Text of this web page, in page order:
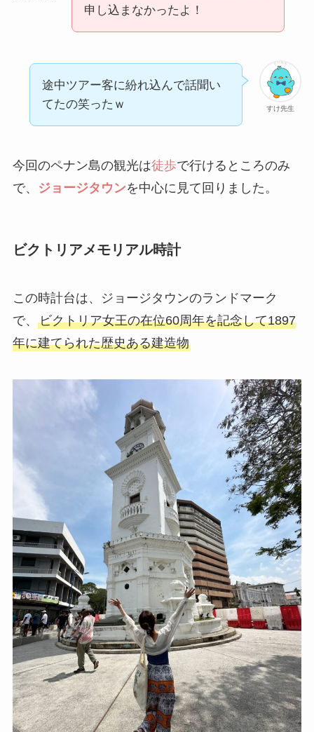
申し込まなかったよ！
すけ先生
途中ツアー客に紛れ込んで話聞い
てたの笑ったｗ
今回のペナン島の観光は徒歩で行けるところのみ
で、
ジョージタウンを中心に見て回りました。
ビクトリアメモリアル時計
この時計台は、ジョージタウンのランドマーク
で、 ビクトリア女王の在位60周年を記念して1897
年に建てられた歴史ある建造物